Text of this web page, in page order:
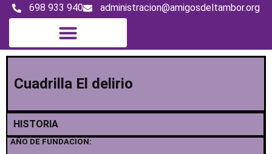
698 933 940 administracion@amigosdeltambor.org
Cuadrilla El delirio
HISTORIA
AÑO DE FUNDACION: